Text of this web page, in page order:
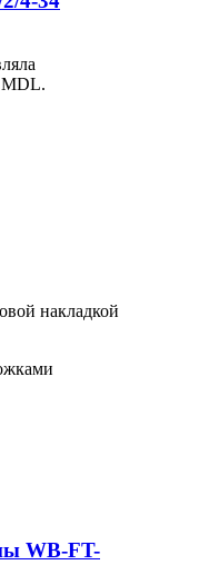
MDL.
накладкой
WB-FT-